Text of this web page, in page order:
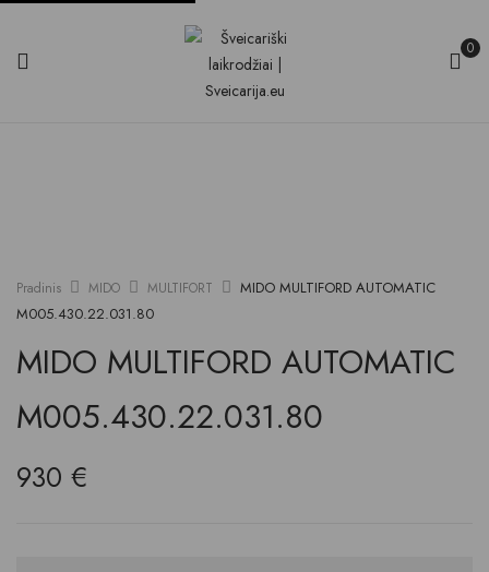
0
Pradinis MIDO MULTIFORT
MIDO MULTIFORD AUTOMATIC
M005.430.22.031.80
MIDO MULTIFORD AUTOMATIC
M005.430.22.031.80
930 €